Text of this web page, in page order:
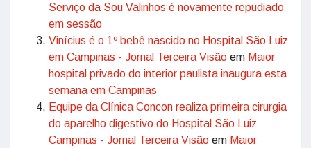
Serviço da Sou Valinhos é novamente repudiado
em sessão
Vinícius é o 1º bebê nascido no Hospital São Luiz
em Campinas - Jornal Terceira Visão em Maior
hospital privado do interior paulista inaugura esta
semana em Campinas
Equipe da Clínica Concon realiza primeira cirurgia
do aparelho digestivo do Hospital São Luiz
Campinas - Jornal Terceira Visão em Maior